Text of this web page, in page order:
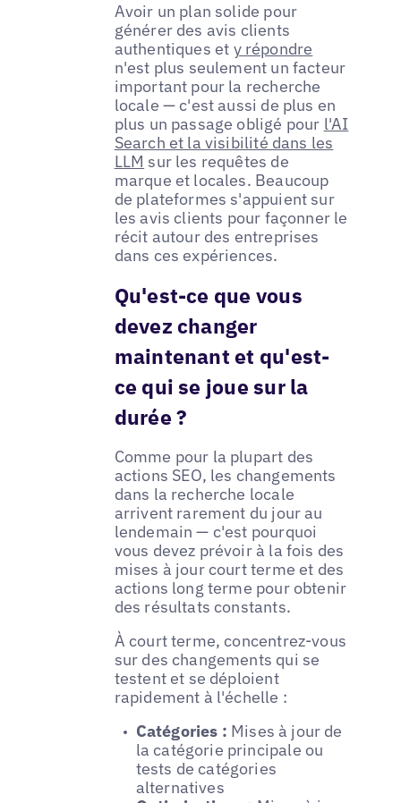
Avoir un plan solide pour
générer des avis clients
authentiques et y répondre
n'est plus seulement un facteur
important pour la recherche
locale — c'est aussi de plus en
plus un passage obligé pour l'AI
Search et la visibilité dans les
LLM sur les requêtes de
marque et locales. Beaucoup
de plateformes s'appuient sur
les avis clients pour façonner le
récit autour des entreprises
dans ces expériences.
Qu'est-ce que vous
devez changer
maintenant et qu'est-
ce qui se joue sur la
durée ?
Comme pour la plupart des
actions SEO, les changements
dans la recherche locale
arrivent rarement du jour au
lendemain — c'est pourquoi
vous devez prévoir à la fois des
mises à jour court terme et des
actions long terme pour obtenir
des résultats constants.
À court terme, concentrez-vous
sur des changements qui se
testent et se déploient
rapidement à l'échelle :
Catégories : Mises à jour de
la catégorie principale ou
tests de catégories
alternatives